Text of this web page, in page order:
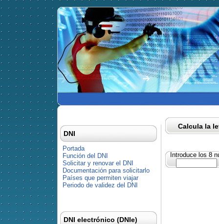
Calcula la
Introduce los 8
DNI
Portada
Función del DNI
Solicitar y renovar el DNI
Documentación para solicitarlo
Países que permiten viajar
Periodo de validez del DNI
DNI electrónico (DNIe)